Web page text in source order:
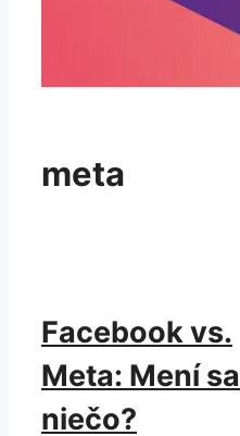
meta
Facebook vs.
Meta: Mení sa
niečo?